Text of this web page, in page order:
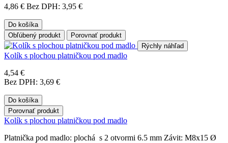
4,86 € Bez DPH: 3,95 €
Do košíka
Obľúbený produkt
Porovnať produkt
Rýchly náhľad
Kolík s plochou platničkou pod madlo
4,54 €
Bez DPH: 3,69 €
Do košíka
Porovnať produkt
Kolík s plochou platničkou pod madlo
Platnička pod madlo: plochá s 2 otvormi 6.5 mm Závit: M8x15 Ø